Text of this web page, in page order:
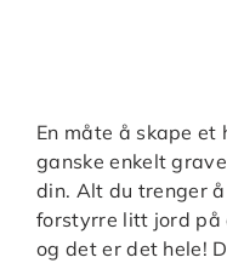
En måte å skape et
ganske enkelt
din. Alt du trenger
forstyrre litt jord på
og det er det hele!